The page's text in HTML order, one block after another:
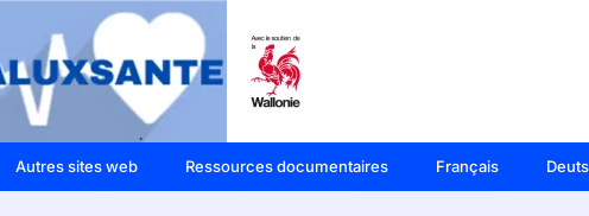
Autres sites web Ressources documentaires Français